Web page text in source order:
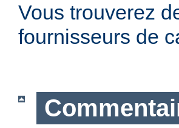
Vous trouverez
fournisseurs de